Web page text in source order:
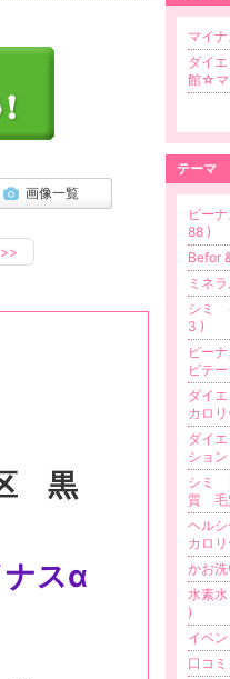
画像一覧
>>
黒
スα
マイ
ダイ
館☆マ
テーマ
ビー
88 )
Befor
ミネ
シミ
3 )
ビー
ビテ
ダイ
カロ
ダイ
ショ
シミ
質
ヘル
カロ
かお
水素
)
イベ
口コ